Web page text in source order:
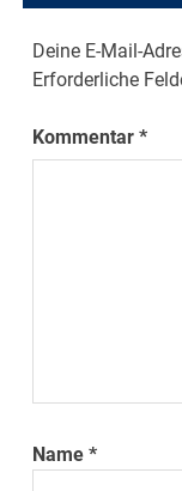
Deine E-Mail-
Erforderliche
Kommentar*
Name*